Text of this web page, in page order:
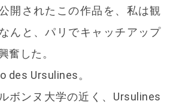
開されたこの作品を、私は観
んと、パリでキャッチアップ
奮した。
des Ursulines。
ボンヌ大学の近く、Ursulines